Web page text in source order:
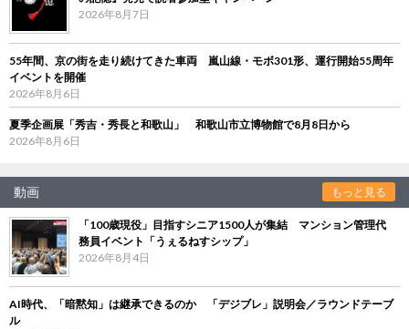
2026年8月7日
55年間、京の街を走り続けてきた車両 嵐山線・モボ301形、運行開始55周年
イベントを開催
2026年8月6日
夏季企画展「秀吉・秀長と和歌山」 和歌山市立博物館で8月8日から
2026年8月6日
動画 もっと見る
「100歳現役」目指すシニア1500人が集結 マンション管理代
務員イベント「うぇるねすシップ」
2026年8月4日
AI時代、「暗黙知」は継承できるのか 「デジブレ」説明会／ラウンドテーブ
ル